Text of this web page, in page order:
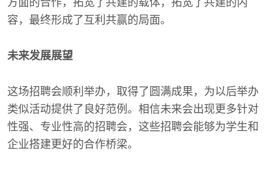
方面的合作，拓宽了共建的载体，拓宽了共建的内
容，最终形成了互利共赢的局面。
未来发展展望
这场招聘会顺利举办，取得了圆满成果，为以后举办
类似活动提供了良好范例。相信未来会出现更多针对
性强、专业性高的招聘会，这些招聘会能够为学生和
企业搭建更好的合作桥梁。